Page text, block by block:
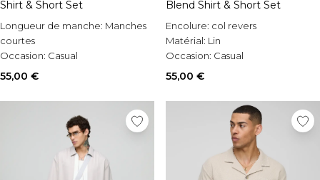
Shirt & Short Set
Longueur de manche: Manches
courtes
Occasion: Casual
Style:
Ensemble chemise & shorts
55,00 €
Blend Shirt & Short Set
Encolure: col revers
Matérial: Lin
Occasion: Casual
55,00 €